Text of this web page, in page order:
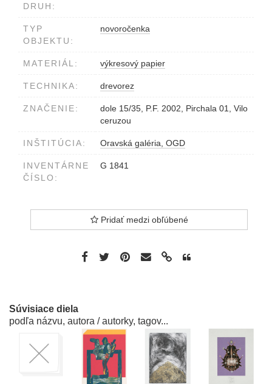
DRUH:
TYP
OBJEKTU:
novoročenka
MATERIÁL: výkresový papier
TECHNIKA: drevorez
ZNAČENIE:
dole 15/35, P.F. 2002, Pirchala 01, Vilo
ceruzou
INŠTITÚCIA: Oravská galéria, OGD
INVENTÁRNE
ČÍSLO:
G 1841
Pridať medzi obľúbené
Súvisiace diela
podľa názvu, autora / autorky, tagov...